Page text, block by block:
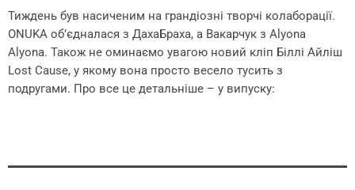
Тиждень був насиченим на грандіозні творчі колаборації.
ONUKA об’єдналася з ДахаБраха, а Вакарчук з Alyona
Alyona. Також не оминаємо увагою новий кліп Біллі Айліш
Lost Cause, у якому вона просто весело тусить з
подругами. Про все це детальніше – у випуску: